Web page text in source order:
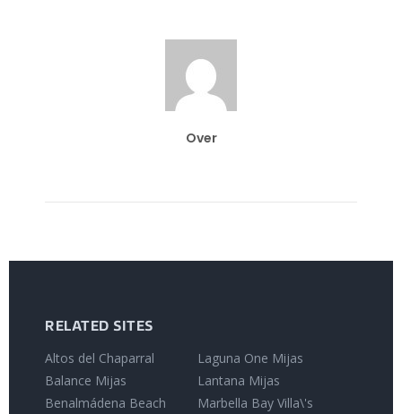
Over
RELATED SITES
Altos del Chaparral
Balance Mijas
Benalmádena Beach
Laguna One Mijas
Lantana Mijas
Marbella Bay Villa\'s